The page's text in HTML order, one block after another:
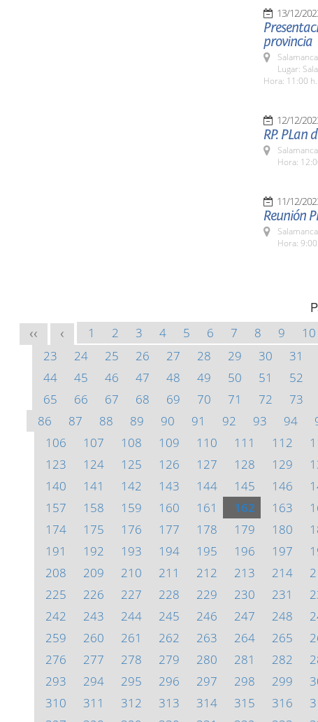
13/12/
provincia
Lugar:
Hora: 11:00 h.
12/12/
RP. PLan
Hora:
11/12/
Reunión
Hora: 9:00
<< < 1 2 3 4 5 6 7 8 9 10
23
24 25 26 27 28 29 30 31
44
45 46 47 48 49 50 51 52
65
66 67 68 69 70 71 72 73
86
87 88 89 90 91 92 93 94
106
107 108 109 110 111 112
123
124 125 126 127 128 129
140
141 142 143 144 145 146
157
158 159 160 161 162 163
174
175 176 177 178 179 180
191
192 193 194 195 196 197
208
209 210 211 212 213 214
225
226 227 228 229 230 231
242
243 244 245 246 247 248
259
260 261 262 263 264 265
276
277 278 279 280 281 282
293
294 295 296 297 298 299
310
311 312 313 314 315 316